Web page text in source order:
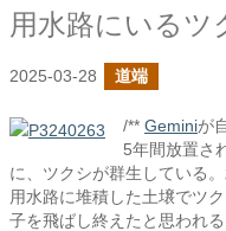
用水路にいるツ
2025-03-28 道端
/** Geminiが
5年間放置さ
に、ツクシが群生している
用水路に堆積した土壌でツ
子を飛ばし終えたと思われ